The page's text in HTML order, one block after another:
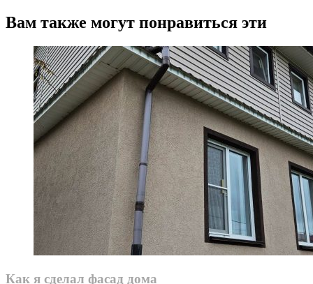
Вам также могут понравиться эти
Как я сделал фасад дома